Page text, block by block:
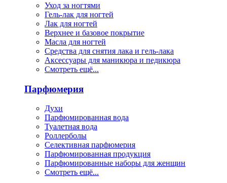
Уход за ногтями
Гель-лак для ногтей
Лак для ногтей
Верхнее и базовое покрытие
Масла для ногтей
Средства для снятия лака и гель-лака
Аксессуары для маникюра и педикюра
Смотреть ещё...
Парфюмерия
Духи
Парфюмированная вода
Туалетная вода
Роллерболы
Селективная парфюмерия
Парфюмированная продукция
Парфюмированные наборы для женщин
Смотреть ещё...